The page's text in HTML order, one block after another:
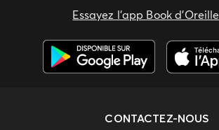
Essayez l'app Book d'Oreille
CONTACTEZ-NOUS